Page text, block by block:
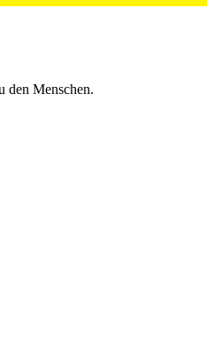
den Menschen.